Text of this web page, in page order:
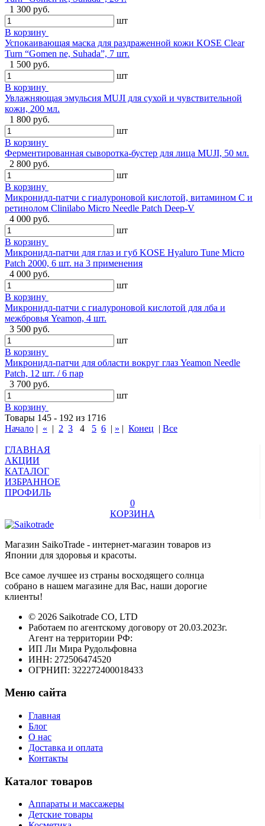
1 300 руб.
шт
В корзину
Успокаивающая маска для раздраженной кожи KOSE Clear
Turn “Gomen ne, Suhada”, 7 шт.
1 500 руб.
шт
В корзину
Увлажняющая эмульсия MUJI для сухой и чувствительной
кожи, 200 мл.
1 800 руб.
шт
В корзину
Ферментированная сыворотка-бустер для лица MUJI, 50 мл.
2 800 руб.
шт
В корзину
Микронидл-патчи с гиалуроновой кислотой, витамином C и
ретинолом Clinilabo Micro Needle Patch Deep-V
4 000 руб.
шт
В корзину
Микронидл-патчи для глаз и губ KOSE Hyaluro Tune Micro
Patch 2000, 6 шт. на 3 применения
4 000 руб.
шт
В корзину
Микронидл-патчи с гиалуроновой кислотой для лба и
межбровья Yeamon, 4 шт.
3 500 руб.
шт
В корзину
Микронидл-патчи для области вокруг глаз Yeamon Needle
Patch, 12 шт. / 6 пар
3 700 руб.
шт
В корзину
Товары 145 - 192 из 1716
Начало | « | 2 3 4 5 6 | » | Конец | Все
ГЛАВНАЯ
АКЦИИ
КАТАЛОГ
ИЗБРАННОЕ
ПРОФИЛЬ
0
КОРЗИНА
Магазин SaikoTrade - интернет-магазин товаров из
Японии для здоровья и красоты.
Все самое лучшее из страны восходящего солнца
собрано в нашем магазине для Вас, наши дорогие
клиенты!
© 2026 Saikotrade CO, LTD
Работаем по агентскому договору от 20.03.2023г.
Агент на территории РФ:
ИП Ли Мира Рудольфовна
ИНН: 272506474520
ОГРНИП: 322272400018433
Меню сайта
Главная
Блог
О нас
Доставка и оплата
Контакты
Каталог товаров
Аппараты и массажеры
Детские товары